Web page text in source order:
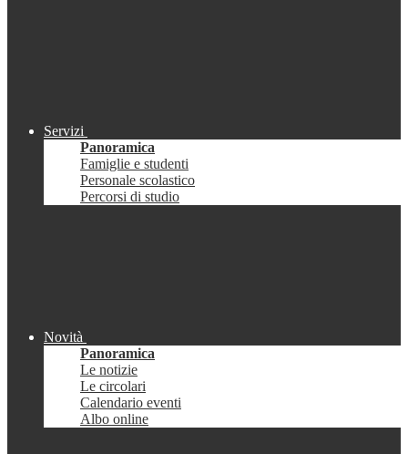
Servizi
Panoramica
Famiglie e studenti
Personale scolastico
Percorsi di studio
Novità
Panoramica
Le notizie
Le circolari
Calendario eventi
Albo online